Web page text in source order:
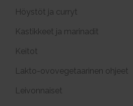
Höystöt ja curryt
Kastikkeet ja marinadit
Keitot
Lakto-ovovegetaarinen ohjeet
Leivonnaiset